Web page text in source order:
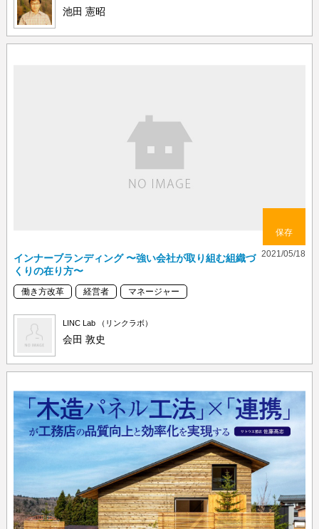
池田 憲昭
保存
2021/05/18
インナーブランディング 〜強い会社が取り組む組織づ
くりの在り方〜
働き方改革 経営者 マネージャー
LINC Lab （リンクラボ）
会田 敦史